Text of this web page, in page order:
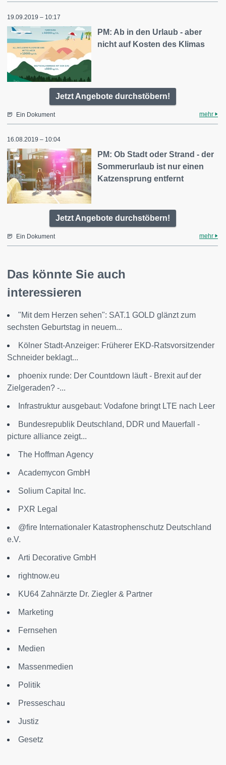
19.09.2019 – 10:17
PM: Ab in den Urlaub - aber
nicht auf Kosten des Klimas
Jetzt Angebote durchstöbern!
Ein Dokument mehr
16.08.2019 – 10:04
PM: Ob Stadt oder Strand - der
Sommerurlaub ist nur einen
Katzensprung entfernt
Jetzt Angebote durchstöbern!
Ein Dokument mehr
Das könnte Sie auch
interessieren
"Mit dem Herzen sehen": SAT.1 GOLD glänzt zum
sechsten Geburtstag in neuem...
Kölner Stadt-Anzeiger: Früherer EKD-Ratsvorsitzender
Schneider beklagt...
phoenix runde: Der Countdown läuft - Brexit auf der
Zielgeraden? -...
Infrastruktur ausgebaut: Vodafone bringt LTE nach Leer
Bundesrepublik Deutschland, DDR und Mauerfall -
picture alliance zeigt...
The Hoffman Agency
Academycon GmbH
Solium Capital Inc.
PXR Legal
@fire Internationaler Katastrophenschutz Deutschland
e.V.
Arti Decorative GmbH
rightnow.eu
KU64 Zahnärzte Dr. Ziegler & Partner
Marketing
Fernsehen
Medien
Massenmedien
Politik
Presseschau
Justiz
Gesetz